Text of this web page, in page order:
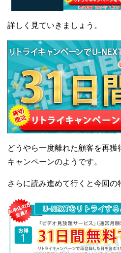
詳しく見ていきましょう。
どうやら一度離れた顧客を再
キャンペーンのようです。
さらに読み進めて行くと今回の